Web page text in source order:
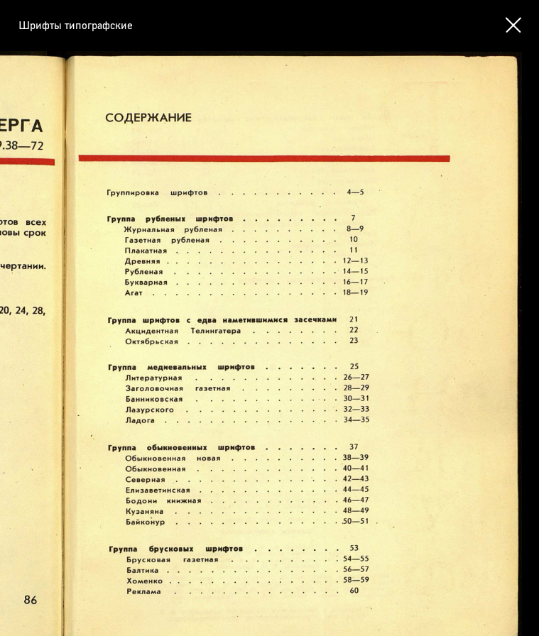
Шрифты типографские